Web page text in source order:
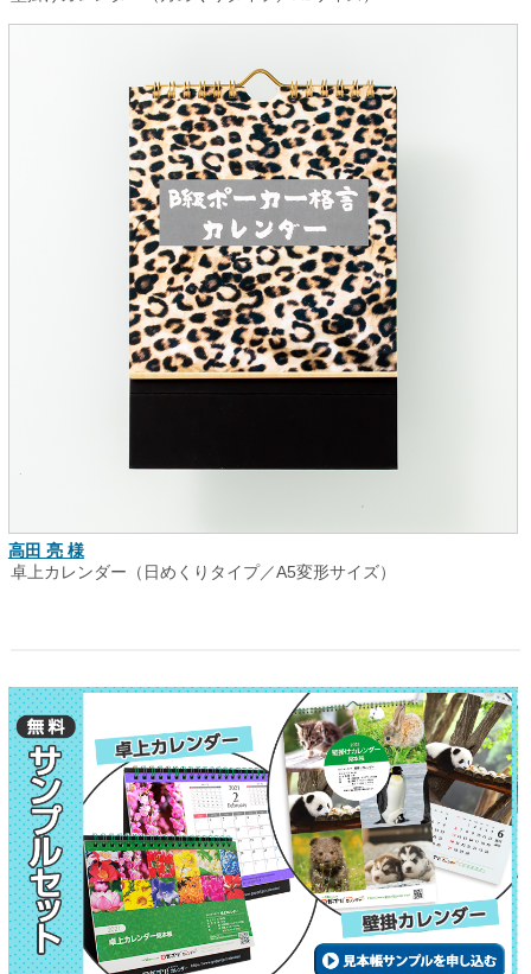
高田 亮 様
卓上カレンダー（日めくりタイプ／A5変形サイズ）